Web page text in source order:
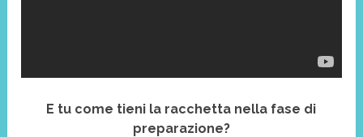
E tu come tieni la racchetta nella fase di
preparazione?